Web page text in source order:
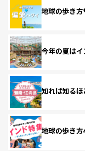
地球の歩き
今年の夏はイ
知れば知る
地球の歩き